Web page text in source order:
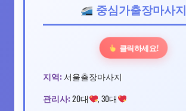
중심가출장마사지
클릭하세요!
지역: 서울출장마사지
관리사: 20대 , 30대